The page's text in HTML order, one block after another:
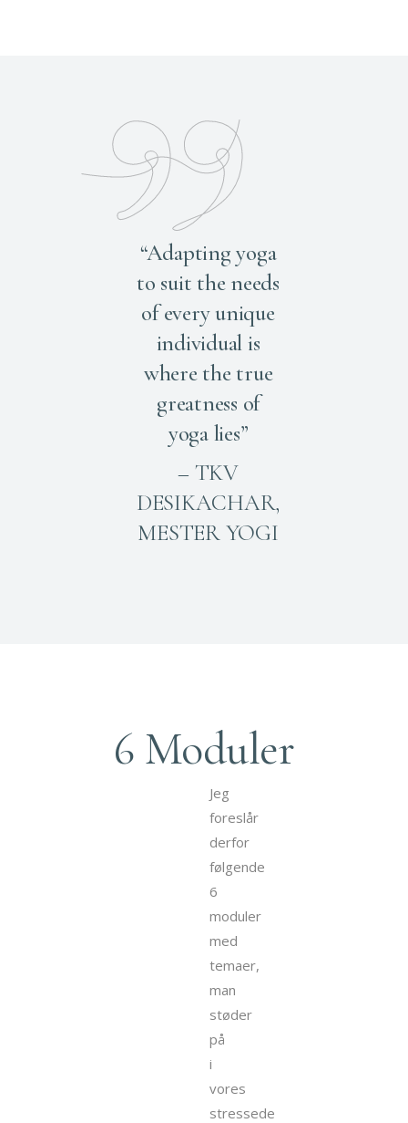
“Adapting yoga
to suit the needs
of every unique
individual is
where the true
greatness of
yoga lies”
– TKV
DESIKACHAR,
MESTER YOGI
6 Moduler
Jeg
foreslår
derfor
følgende
6
moduler
med
temaer,
man
støder
på
i
vores
stressede